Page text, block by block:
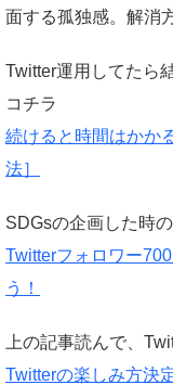
面する孤独感。解消
Twitter運用してたら
コチラ
続けると時間はかか
法］
SDGsの企画した時
Twitterフォロワー
う！
上の記事読んで、
Twitterの楽しみ方決